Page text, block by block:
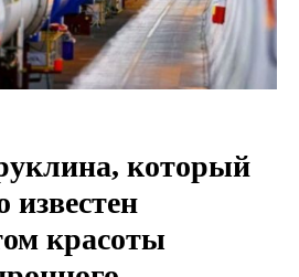
который
известен
красоты